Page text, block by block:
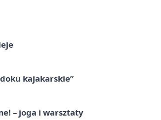
kajakarskie”
– joga i warsztaty